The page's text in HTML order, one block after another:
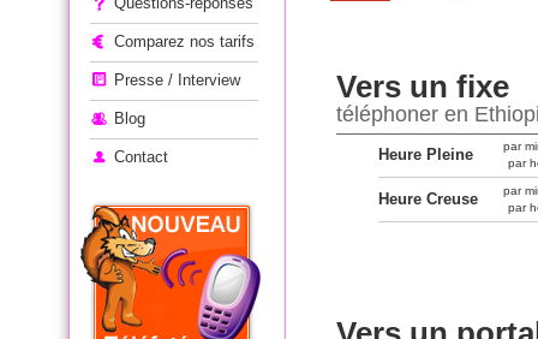
Comparez nos tarifs
Presse / Interview
Blog
Contact
Vers un fixe
téléphoner en
Heure Pleine
par
par
Heure Creuse
par
par